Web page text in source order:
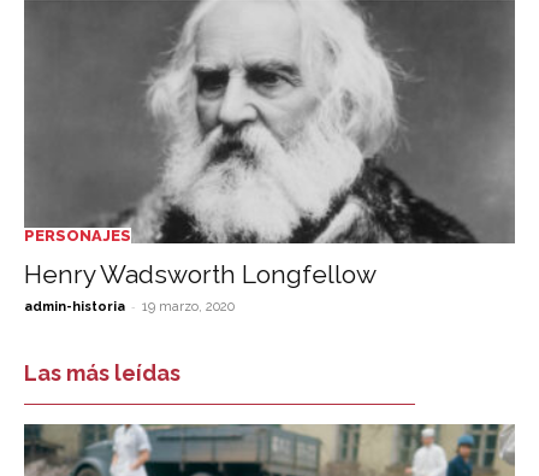
PERSONAJES
Henry Wadsworth Longfellow
admin-historia - 19 marzo, 2020
Las más leídas